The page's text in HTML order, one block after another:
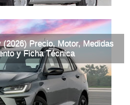
Precio, Motor, Medidas
y Ficha Técnica